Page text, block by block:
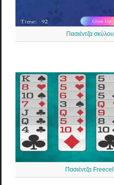
Πασιέντζα σκύλου
Πασιέντζα Freecell